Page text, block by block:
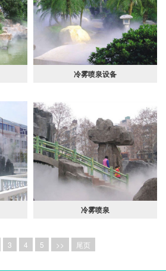
冷雾喷泉设备
冷雾喷泉
3 4 5 >> 尾页